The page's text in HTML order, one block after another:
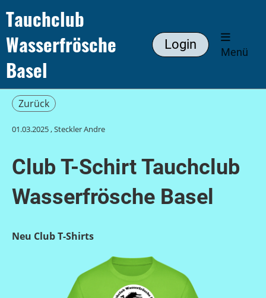
Tauchclub
Wasserfrösche
Basel
Login
Menü
Zurück
01.03.2025, Steckler Andre
Club T-Schirt Tauchclub
Wasserfrösche Basel
Neu Club T-Shirts